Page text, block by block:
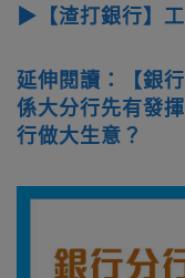
▶【渣打銀行】
延伸閱讀：【銀
係大分行先有發
行做大生意？